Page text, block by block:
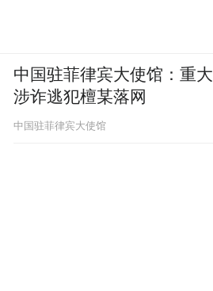
中国驻菲律宾大使馆：重大
涉诈逃犯檀某落网
中国驻菲律宾大使馆